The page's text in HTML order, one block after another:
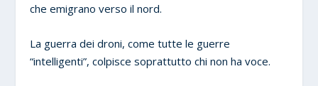
che emigrano verso il nord.
La guerra dei droni, come tutte le guerre
“intelligenti”, colpisce soprattutto chi non ha voce.